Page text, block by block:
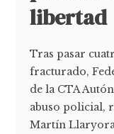
libertad
Tras pasar
fracturado,
de la CTA
abuso policial,
Martín